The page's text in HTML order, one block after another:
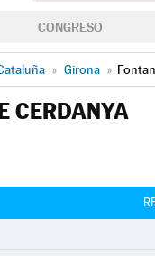
CONGRESO
» Girona »
CERDANYA